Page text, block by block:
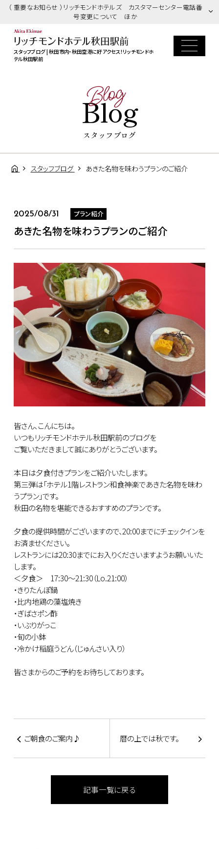
（ 重要なお知らせ ）リッチモンドホテルズ カスタマーセンター電話番
号変更について ほか
スタッフブログ | 秋田市内・秋田空港に好アクセス！リッチモンドホ
テル秋田駅前
Blog
Blog
スタッフブログ
スタッフブログ あきた名物を味わうプランのご紹介
2025/08/31 プラン紹介
あきた名物を味わうプランのご紹介
皆さん、こんにちは。
いつもリッチモンドホテル秋田駅前のブログを
ご覧いただきまして誠にありがとうございます。
本日は夕食付きプランをご紹介いたします。
第三弾は「ホテル1階レストラン和食神楽であきた名物を味わ
うプラン」です。
秋田の名物を堪能できるおすすめのプランです。
夕食の提供時間がございますので、20:00までにチェックインを
お済ませください。
レストランには20:30までにお入りくださいますようお願いいた
します。
＜夕食＞ 17:30～21:30（Lo.21:00）
・きりたんぽ鍋
・比内地鶏の藻塩焼き
・ぎばさポン酢
・いぶりがっこ
・旬の小鉢
・冷かけ稲庭うどん（じゅんさい入り）
皆さまからのご予約をお待ちしております。
ご朝食のご案内♪ 暦の上では秋です。
記事一覧に戻る